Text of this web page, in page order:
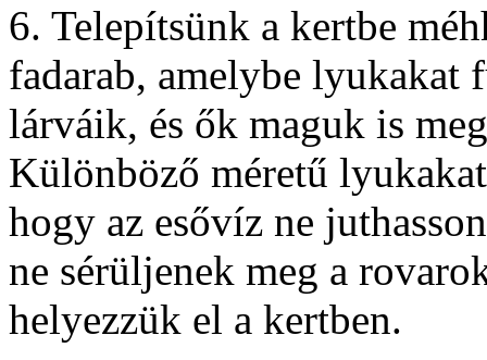
6. Telepítsünk a kertbe
fadarab, amelybe
lárváik, és ők maguk is
Különböző méretű
hogy az esővíz ne
ne sérüljenek meg a
helyezzük el a kertben.